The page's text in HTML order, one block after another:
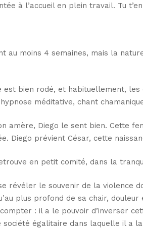
à l’accueil en plein travail. Tu
au moins 4 semaines, mais la
est bien rodé, et habituellement,
méditative, chant
amère, Diego le sent bien. Cette
Diego prévient César, cette
en petit comité, dans la
révéler le souvenir de la violence
plus profond de sa chair,
compter : il a le pouvoir d’inverser
égalitaire dans laquelle il a la